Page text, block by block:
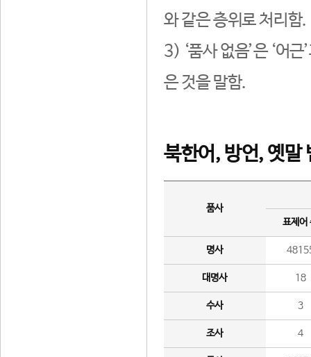
와 같은 층위로 처리함.
3) ‘품사 없음’은 ‘어
은 것을 말함.
북한어, 방언, 옛말
품사
표제어
명사
대명사 18
수사 3
조사 4